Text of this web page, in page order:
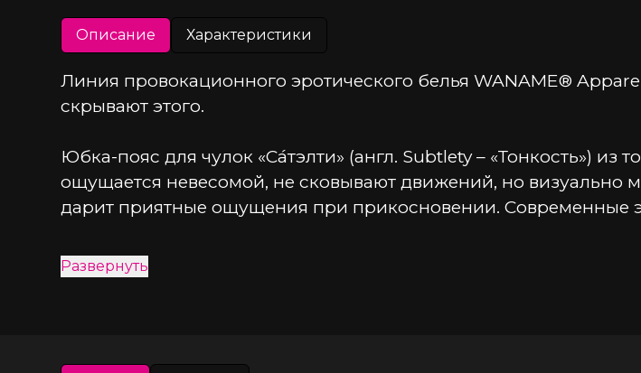
Описание Характеристики
Линия провокационного эротического белья WANAME®
скрывают этого.
Юбка-пояс для чулок «Са́тэлти» (англ. Subtlety – «Тонкость») из
ощущается невесомой, не сковывают движений, но визуально
дарит приятные ощущения при прикосновении. Современные
Аккуратный вырез сзади приковывает внимание наблюдателя
прикрывает ягодицы. Прозрачность ткани и съемные
Развернуть